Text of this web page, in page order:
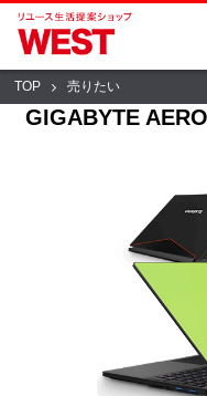
TOP 売りたい
GIGABYTE